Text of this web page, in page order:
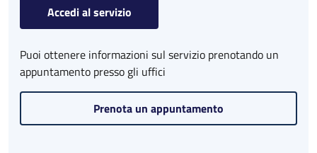
Accedi al servizio
Puoi ottenere informazioni sul servizio prenotando un
appuntamento presso gli uffici
Prenota un appuntamento